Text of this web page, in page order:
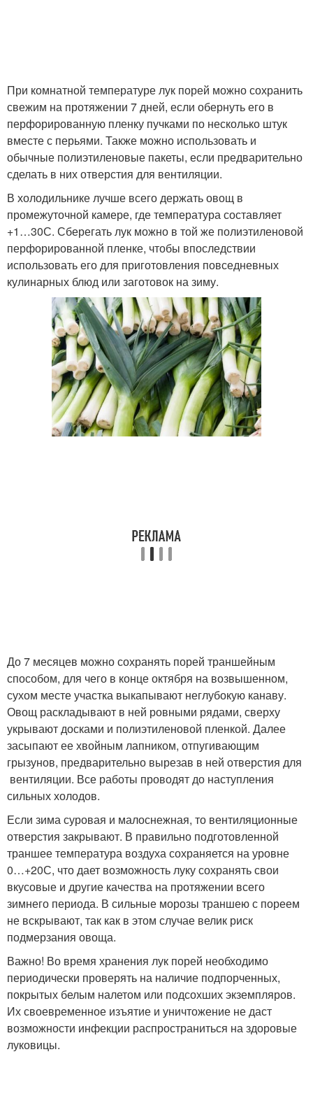
При комнатной температуре лук порей можно сохранить
свежим на протяжении 7 дней, если обернуть его в
перфорированную пленку пучками по несколько штук
вместе с перьями. Также можно использовать и
обычные полиэтиленовые пакеты, если предварительно
сделать в них отверстия для вентиляции.
В холодильнике лучше всего держать овощ в
промежуточной камере, где температура составляет
+1…30С. Сберегать лук можно в той же полиэтиленовой
перфорированной пленке, чтобы впоследствии
использовать его для приготовления повседневных
кулинарных блюд или заготовок на зиму.
До 7 месяцев можно сохранять порей траншейным
способом, для чего в конце октября на возвышенном,
сухом месте участка выкапывают неглубокую канаву.
Овощ раскладывают в ней ровными рядами, сверху
укрывают досками и полиэтиленовой пленкой. Далее
засыпают ее хвойным лапником, отпугивающим
грызунов, предварительно вырезав в ней отверстия для
вентиляции. Все работы проводят до наступления
сильных холодов.
Если зима суровая и малоснежная, то вентиляционные
отверстия закрывают. В правильно подготовленной
траншее температура воздуха сохраняется на уровне
0…+20С, что дает возможность луку сохранять свои
вкусовые и другие качества на протяжении всего
зимнего периода. В сильные морозы траншею с пореем
не вскрывают, так как в этом случае велик риск
подмерзания овоща.
Важно! Во время хранения лук порей необходимо
периодически проверять на наличие подпорченных,
покрытых белым налетом или подсохших экземпляров.
Их своевременное изъятие и уничтожение не даст
возможности инфекции распространиться на здоровые
луковицы.